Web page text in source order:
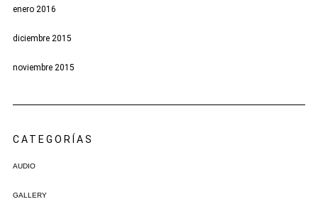
enero 2016
diciembre 2015
noviembre 2015
CATEGORÍAS
AUDIO
GALLERY